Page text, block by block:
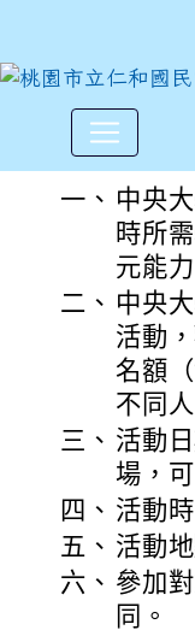
中央大
一、 中央
時所
元能
二、 中央
活動
名額
不同人
三、 活動
場，
四、 活動
五、 活動
六、 參加
同。